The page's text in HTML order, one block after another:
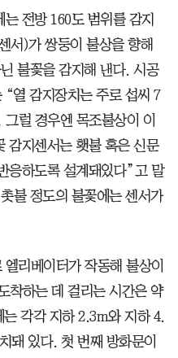
전방 160도 범위를 감지
서)가 쌍둥이 불상을 향해
불꽃을 감지해 낸다. 시공
열 감지장치는 주로 섭씨 7
럴 경우엔 목조불상이 이
감지센서는 횃불 혹은 신문
응하도록 설계돼있다”고 말
불 정도의 불꽃에는 센서가
리베이터가 작동해 불상이
착하는 데 걸리는 시간은 약
각각 지하 2.3m와 지하 4.
돼 있다. 첫 번째 방화문이